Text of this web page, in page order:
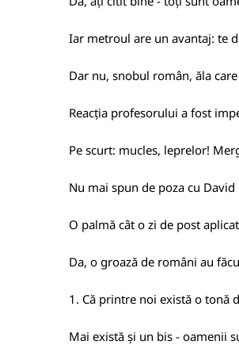
Iar metroul are un avantaj: te
Dar nu, snobul român, ăla
Reacția profesorului a fost
Pe scurt: mucles, leprelor!
Nu mai spun de poza cu
O palmă cât o zi de post
Da, o groază de români au
1. Că printre noi există o tonă
Mai există și un bis - oamenii